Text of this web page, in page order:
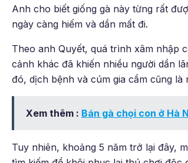
Anh cho biết giống gà này từng rất
ngày càng hiếm và dần mất đi.
Theo anh Quyết, quá trình xâm nhập
cảnh khác đã khiến nhiều người dần
đó, dịch bệnh và cúm gia cầm cũng là
Xem thêm : Bán gà chọi con ở Hà
Tuy nhiên, khoảng 5 năm trở lại đây,